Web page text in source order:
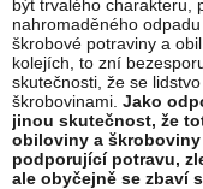
být trvalého charakteru,
nahromaděného
škrobové potraviny a
kolejích, to zní
skutečnosti, že se
škrobovinami. Jako
jinou skutečnost, že
obiloviny a
podporující potravu,
ale obyčejně se zbaví